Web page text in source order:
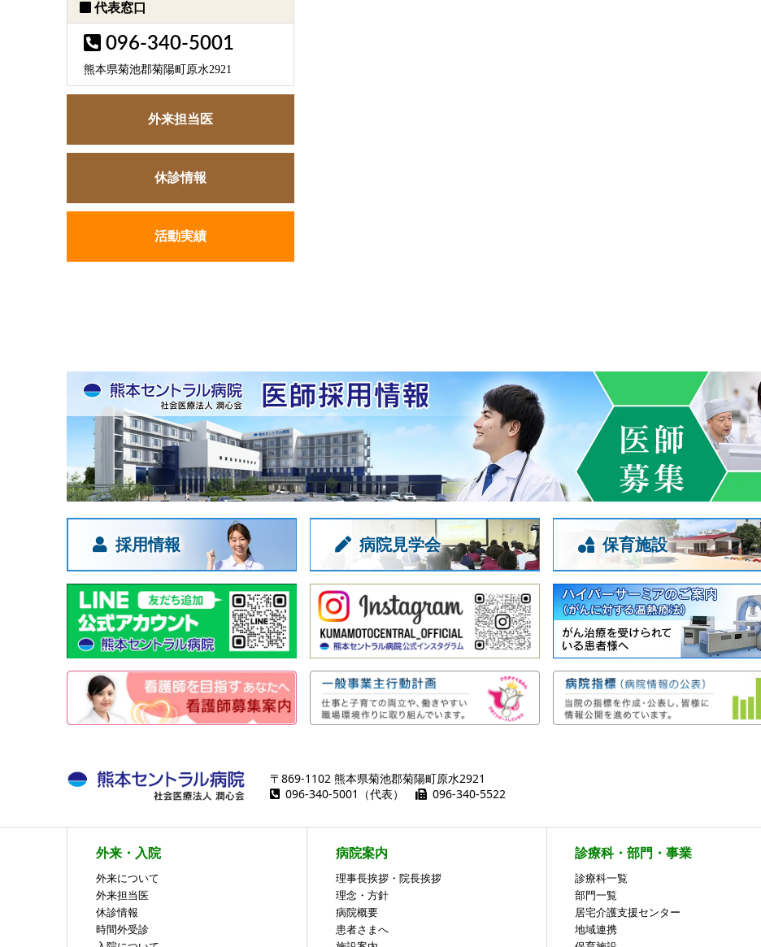
代表窓口
096-340-5001
熊本県菊池郡菊陽町原水2921
外来担当医
休診情報
活動実績
採用情報 病院見学会 保育施設
〒869-1102 熊本県菊池郡菊陽町原水2921
096-340-5001（代表）
096-340-5522
外来・入院
外来について
外来担当医
休診情報
時間外受診
病院案内
理事長挨拶・院長挨拶
理念・方針
病院概要
患者さまへ
診療科・部門・事業
診療科一覧
部門一覧
居宅介護支援センター
地域連携